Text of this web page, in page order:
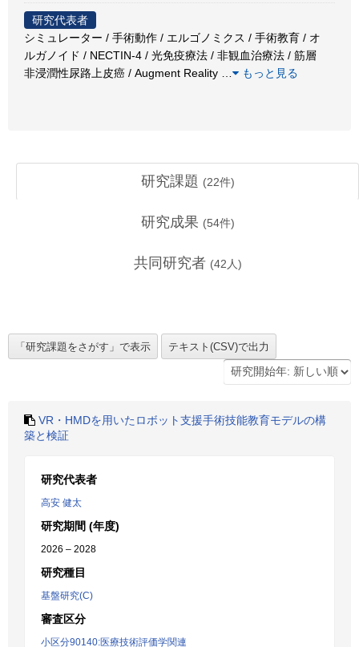
研究代表者
シミュレーター / 手術動作 / エルゴノミクス / 手術教育 / オ
ルガノイド / NECTIN-4 / 光免疫療法 / 非観血治療法 / 筋層
非浸潤性尿路上皮癌 / Augment Reality
もっと見る
研究課題 (22件)
研究成果 (54件)
共同研究者 (42 人)
VR・HMDを用いたロボット支援手術技能教育モデルの構
築と検証
研究代表者
高安 健太
研究期間 (年度)
2026 – 2028
研究種目
基盤研究(C)
審査区分
小区分90140:医療技術評価学関連